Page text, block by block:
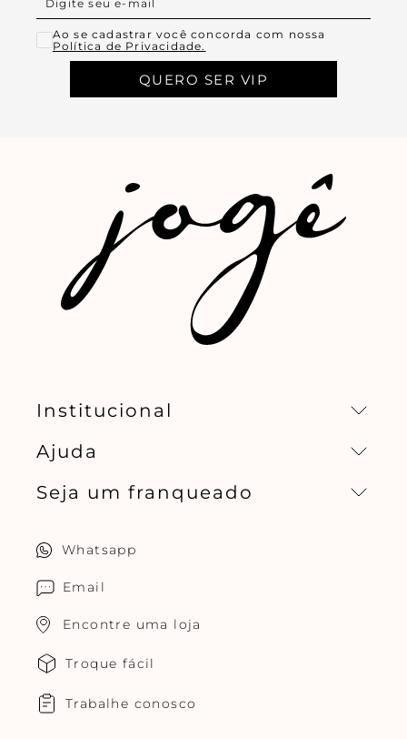
Ao se cadastrar você concorda com nossa
Política de Privacidade.
QUERO SER VIP
Institucional
Missão, visão e valores
Ajuda
Central de relacionamento
Seja um franqueado
Whatsapp
Email
Encontre uma loja
Troque fácil
Trabalhe conosco